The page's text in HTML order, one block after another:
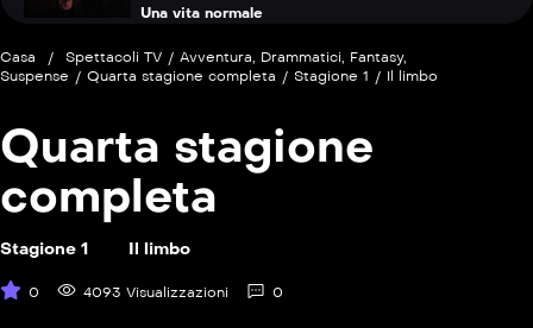
Una vita normale
S0408
S0409
L&#8217;ispirazione
Casa / Spettacoli TV / Avventura, Drammatici, Fantasy,
Suspense / Quarta stagione completa / Stagione 1 / Il limbo
Quarta stagione
completa
Stagione 1 Il limbo
0 4093 Visualizzazioni 0